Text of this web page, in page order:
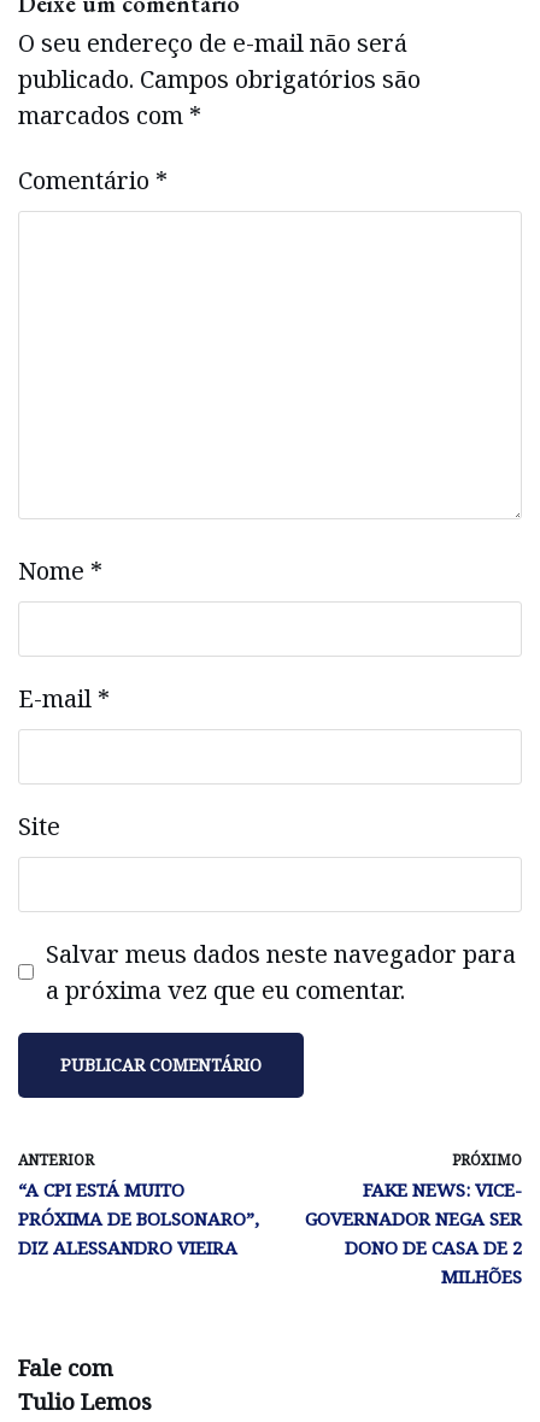
O seu endereço de e-mail não será
publicado. Campos obrigatórios são
marcados com *
Comentário *
Nome *
E-mail *
Site
Salvar meus dados neste navegador para
a próxima vez que eu comentar.
ANTERIOR
“A CPI ESTÁ MUITO
PRÓXIMA DE BOLSONARO”,
DIZ ALESSANDRO VIEIRA
PRÓXIMO
FAKE NEWS: VICE-
GOVERNADOR NEGA SER
DONO DE CASA DE 2
MILHÕES
Fale com
Tulio Lemos